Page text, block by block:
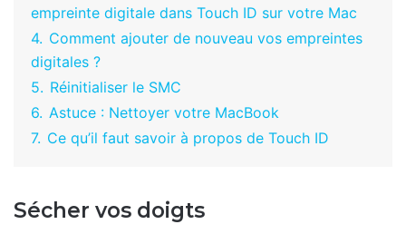
empreinte digitale dans Touch ID sur votre Mac
4. Comment ajouter de nouveau vos empreintes
digitales ?
5. Réinitialiser le SMC
6. Astuce : Nettoyer votre MacBook
7. Ce qu’il faut savoir à propos de Touch ID
Sécher vos doigts